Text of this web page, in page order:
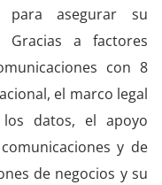
para asegurar su
Gracias a factores
con 8
el marco legal
datos, el apoyo
y de
de negocios y su